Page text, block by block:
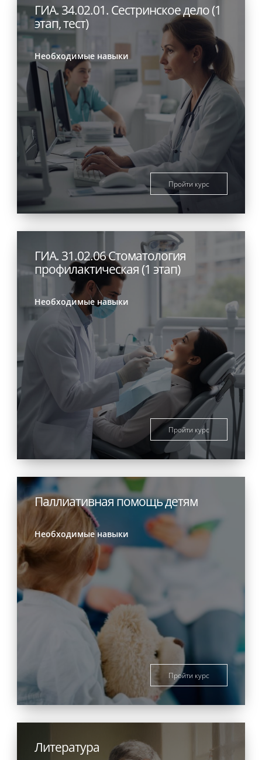
ГИА. 34.02.01. Сестринское дело (1
этап, тест)
Необходимые навыки
Пройти курс
ГИА. 31.02.06 Стоматология
профилактическая (1 этап)
Необходимые навыки
Пройти курс
Паллиативная помощь детям
Необходимые навыки
Пройти курс
Литература